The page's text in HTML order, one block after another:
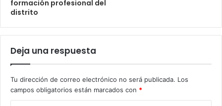
formación profesional del
distrito
Deja una respuesta
Tu dirección de correo electrónico no será publicada. Los
campos obligatorios están marcados con *